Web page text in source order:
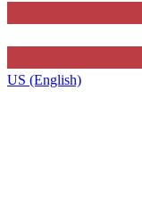
US (English)